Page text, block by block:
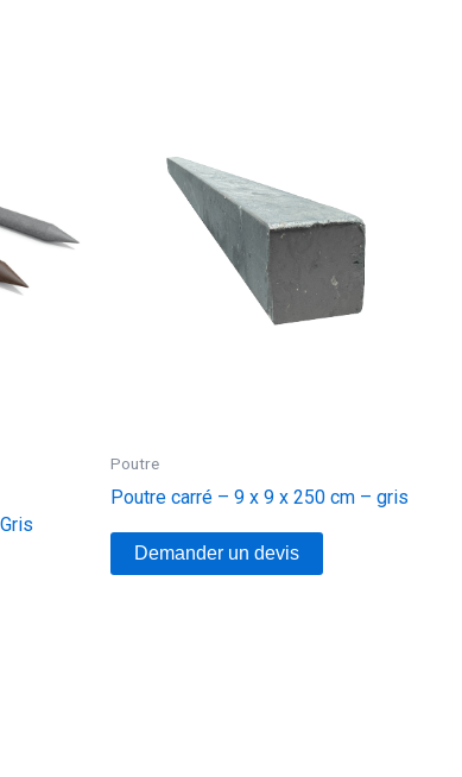
Poutre
Poutre carré – 9 x 9 x 250 cm – gris
Demander un devis